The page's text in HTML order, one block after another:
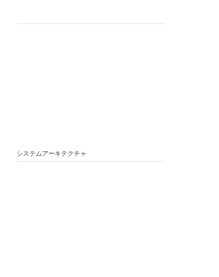
システムアーキテクチャ